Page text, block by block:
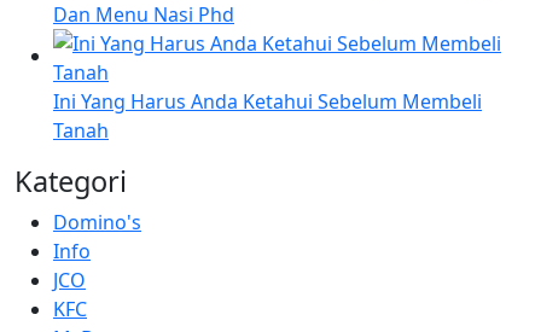
Dan Menu Nasi Phd
Ini Yang Harus Anda Ketahui Sebelum Membeli
Tanah
Kategori
Domino's
Info
JCO
KFC